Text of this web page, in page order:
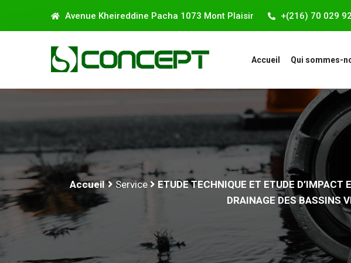
Avenue Kheireddine Pacha 1073 Mont Plaisir +(216) 70 029
Accueil Qui sommes-
Accueil Service
ETUDE TECHNIQUE ET ETUDE
DRAINAGE DES BASSINS